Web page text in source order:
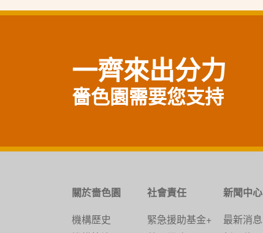
一齊來出分力
嗇色園需要您支持
關於嗇色園
機構歷史
社會責任
緊急援助基金+
新聞中心
最新消息